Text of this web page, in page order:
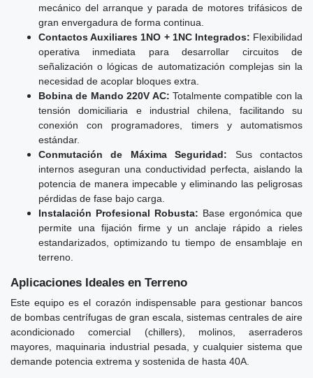
mecánico del arranque y parada de motores trifásicos de
gran envergadura de forma continua.
Contactos Auxiliares 1NO + 1NC Integrados: Flexibilidad
operativa inmediata para desarrollar circuitos de
señalización o lógicas de automatización complejas sin la
necesidad de acoplar bloques extra.
Bobina de Mando 220V AC: Totalmente compatible con la
tensión domiciliaria e industrial chilena, facilitando su
conexión con programadores, timers y automatismos
estándar.
Conmutación de Máxima Seguridad: Sus contactos
internos aseguran una conductividad perfecta, aislando la
potencia de manera impecable y eliminando las peligrosas
pérdidas de fase bajo carga.
Instalación Profesional Robusta: Base ergonómica que
permite una fijación firme y un anclaje rápido a rieles
estandarizados, optimizando tu tiempo de ensamblaje en
terreno.
Aplicaciones Ideales en Terreno
Este equipo es el corazón indispensable para gestionar bancos
de bombas centrífugas de gran escala, sistemas centrales de aire
acondicionado comercial (chillers), molinos, aserraderos
mayores, maquinaria industrial pesada, y cualquier sistema que
demande potencia extrema y sostenida de hasta 40A.